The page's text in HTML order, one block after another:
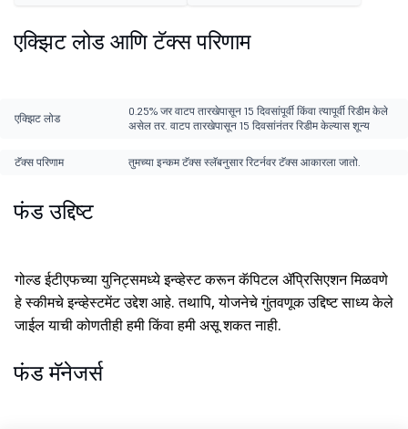
एक्झिट लोड आणि टॅक्स परिणाम
एक्झिट लोड
0.25% जर वाटप तारखेपासून 15 दिवसांपूर्वी किंवा त्यापूर्वी रिडीम केले
असेल तर. वाटप तारखेपासून 15 दिवसांनंतर रिडीम केल्यास शून्य
टॅक्स परिणाम तुमच्या इन्कम टॅक्स स्लॅबनुसार रिटर्नवर टॅक्स आकारला जातो.
फंड उद्दिष्ट
गोल्ड ईटीएफच्या युनिट्समध्ये इन्व्हेस्ट करून कॅपिटल ॲप्रिसिएशन मिळवणे
हे स्कीमचे इन्व्हेस्टमेंट उद्देश आहे. तथापि, योजनेचे गुंतवणूक उद्दिष्ट साध्य केले
जाईल याची कोणतीही हमी किंवा हमी असू शकत नाही.
फंड मॅनेजर्स